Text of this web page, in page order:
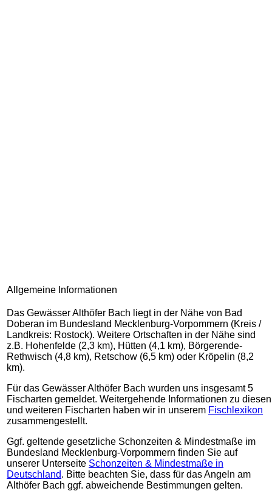
Allgemeine Informationen
Das Gewässer Althöfer Bach liegt in der Nähe von Bad
Doberan im Bundesland Mecklenburg-Vorpommern (Kreis /
Landkreis: Rostock). Weitere Ortschaften in der Nähe sind
z.B. Hohenfelde (2,3 km), Hütten (4,1 km), Börgerende-
Rethwisch (4,8 km), Retschow (6,5 km) oder Kröpelin (8,2
km).
Für das Gewässer Althöfer Bach wurden uns insgesamt 5
Fischarten gemeldet. Weitergehende Informationen zu diesen
und weiteren Fischarten haben wir in unserem Fischlexikon
zusammengestellt.
Ggf. geltende gesetzliche Schonzeiten & Mindestmaße im
Bundesland Mecklenburg-Vorpommern finden Sie auf
unserer Unterseite Schonzeiten & Mindestmaße in
Deutschland. Bitte beachten Sie, dass für das Angeln am
Althöfer Bach ggf. abweichende Bestimmungen gelten.